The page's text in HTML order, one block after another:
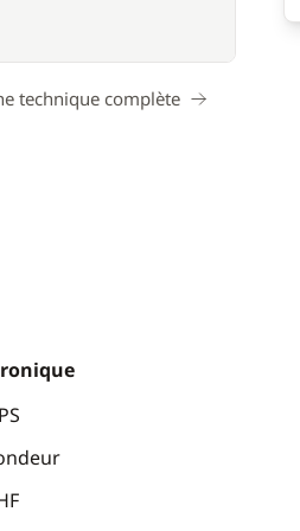
technique complète